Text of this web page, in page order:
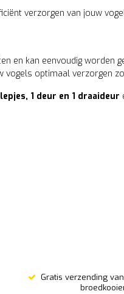
verzorgen van jouw
en kan eenvoudig worden
vogels optimaal verzorgen
1 deur en 1 draaideur
40 cm wit
Gratis verzending